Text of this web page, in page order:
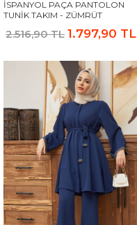
İSPANYOL PAÇA PANTOLON
TUNIK TAKIM - ZÜMRÜT
2.516,90 TL 1.797,90 TL